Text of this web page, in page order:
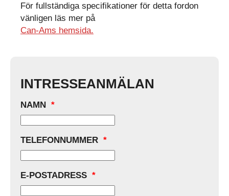
För fullständiga specifikationer för detta fordon
vänligen läs mer på
Can-Ams hemsida.
INTRESSEANMÄLAN
NAMN *
TELEFONNUMMER *
E-POSTADRESS *